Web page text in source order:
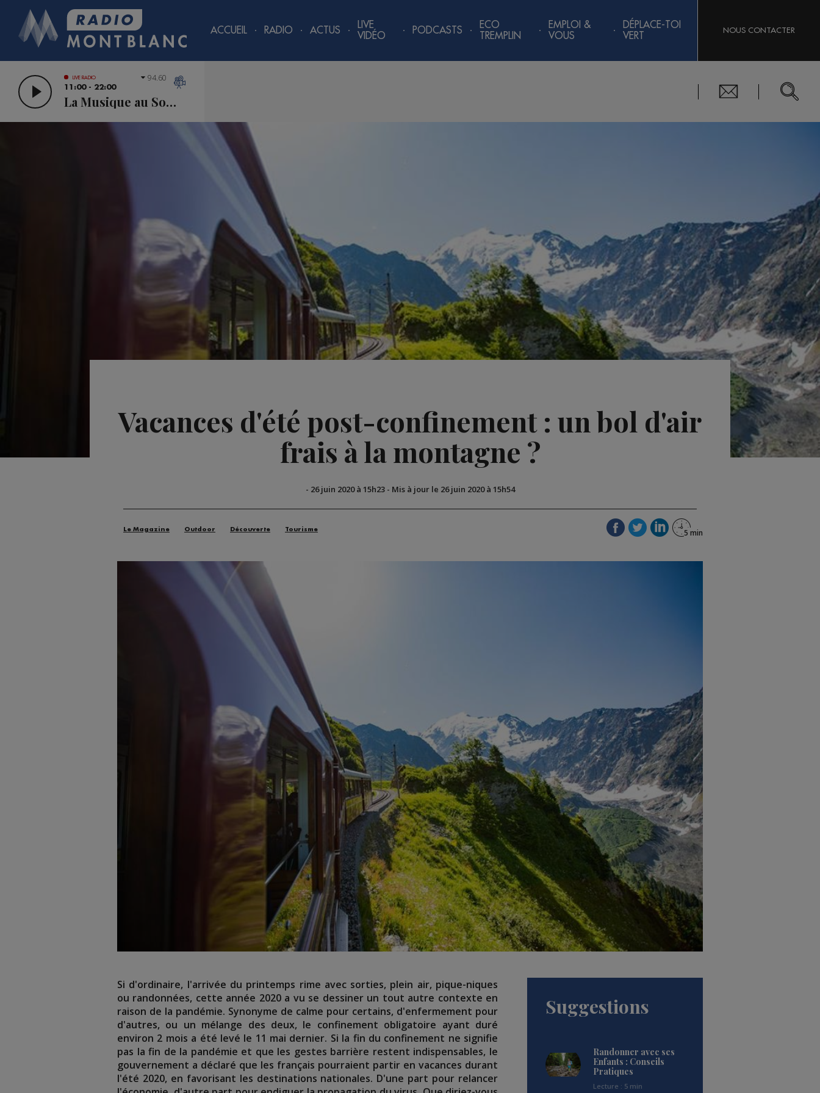
ACCUEIL RADIO ACTUS
LIVE
VIDÉO
PODCASTS
ECO
TREMPLIN
EMPLOI &
VOUS
DÉPLACE-TOI
VERT
NOUS CONTACTER
LIVE RADIO
11:00 - 22:00
La Musique au Sommet
94.60
Vacances d'été post-confinement : un bol d'air
frais à la montagne ?
- 26 juin 2020 à 15h23- Mis à jour le 26 juin 2020 à 15h54
Le Magazine Outdoor Découverte Tourisme
Si d'ordinaire, l'arrivée du printemps rime avec sorties, plein air, pique-niques
ou randonnées, cette année 2020 a vu se dessiner un tout autre contexte en
raison de la pandémie. Synonyme de calme pour certains, d'enfermement pour
d'autres, ou un mélange des deux, le confinement obligatoire ayant duré
environ 2 mois a été levé le 11 mai dernier. Si la fin du confinement ne signifie
pas la fin de la pandémie et que les gestes barrière restent indispensables, le
gouvernement a déclaré que les français pourraient partir en vacances durant
l'été 2020, en favorisant les destinations nationales. D'une part pour relancer
Suggestions
Randonner avec ses
Enfants : Conseils
Pratiques
Lecture : 5 min